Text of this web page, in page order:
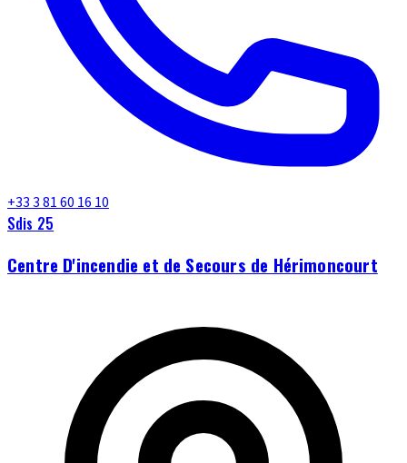
+33 3 81 60 16 10
Sdis 25
Centre D'incendie et de Secours de Hérimoncourt